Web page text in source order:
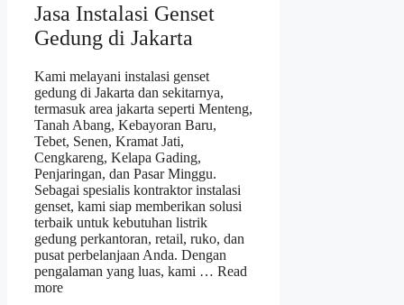
Jasa Instalasi Genset
Gedung di Jakarta
Kami melayani instalasi genset
gedung di Jakarta dan sekitarnya,
termasuk area jakarta seperti Menteng,
Tanah Abang, Kebayoran Baru,
Tebet, Senen, Kramat Jati,
Cengkareng, Kelapa Gading,
Penjaringan, dan Pasar Minggu.
Sebagai spesialis kontraktor instalasi
genset, kami siap memberikan solusi
terbaik untuk kebutuhan listrik
gedung perkantoran, retail, ruko, dan
pusat perbelanjaan Anda. Dengan
pengalaman yang luas, kami … Read
more